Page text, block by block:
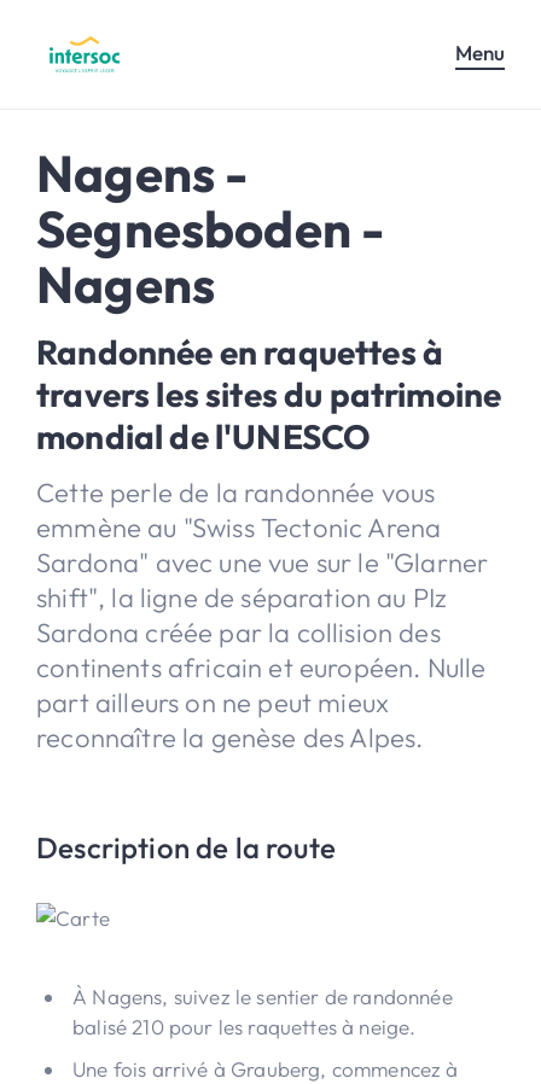
Menu
Nagens -
Segnesboden -
Nagens
Randonnée en raquettes à
travers les sites du patrimoine
mondial de l'UNESCO
Cette perle de la randonnée vous
emmène au "Swiss Tectonic Arena
Sardona" avec une vue sur le "Glarner
shift", la ligne de séparation au PIz
Sardona créée par la collision des
continents africain et européen. Nulle
part ailleurs on ne peut mieux
reconnaître la genèse des Alpes.
Description de la route
À Nagens, suivez le sentier de randonnée
balisé 210 pour les raquettes à neige.
Une fois arrivé à Grauberg, commencez à